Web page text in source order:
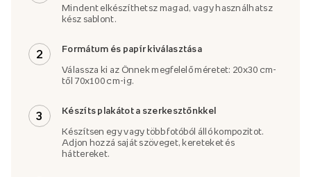
Mindent elkészíthetsz magad, vagy használhatsz
kész sablont.
2 Formátum és papír kiválasztása
Válassza ki az Önnek megfelelő méretet: 20x30 cm-
től 70x100 cm-ig.
3 Készíts plakátot a szerkesztőnkkel
Készítsen egy vagy több fotóból álló kompozitot.
Adjon hozzá saját szöveget, kereteket és
háttereket.